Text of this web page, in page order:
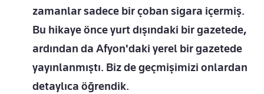
zamanlar sadece bir çoban sigara içermiş.
Bu hikaye önce yurt dışındaki bir gazetede,
ardından da Afyon'daki yerel bir gazetede
yayınlanmıştı. Biz de geçmişimizi onlardan
detaylıca öğrendik.